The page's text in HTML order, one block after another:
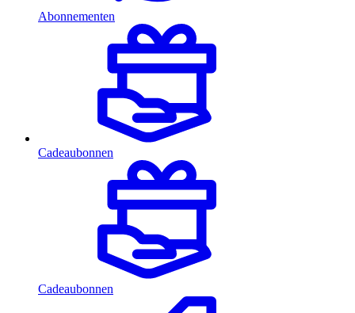
Abonnementen
Cadeaubonnen
Cadeaubonnen